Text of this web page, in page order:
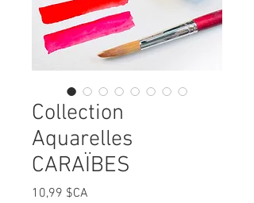
Collection
Aquarelles
CARAÏBES
10,99 $CA